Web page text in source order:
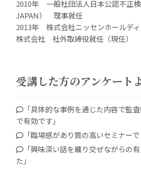
2010年 一般社団法人日本公認不正検
JAPAN） 理事就任
2013年 株式会社ニッセンホールデ
株式会社 社外取締役就任（現任）
受講した方のアンケート
「具体的な事例を通じた内容で監
で有効です」
「臨場感があり質の高いセミナーで
「興味深い話を織り交ぜながらの
た」